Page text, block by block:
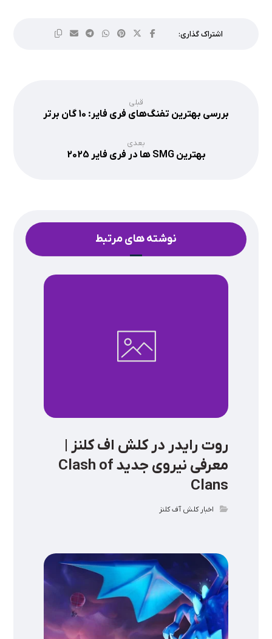
قبلی
بررسی بهترین تفنگ‌های فری فایر: 10 گان برتر
بعدی
بهترین SMG‌ ها در فری فایر 2025
نوشته های مرتبط
روت رایدر در کلش اف کلنز |
معرفی نیروی جدید Clash of
Clans
اخبار کلش آف کلنز